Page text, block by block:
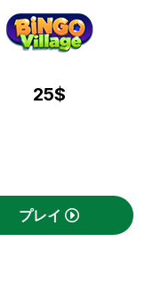
25$
プレイ